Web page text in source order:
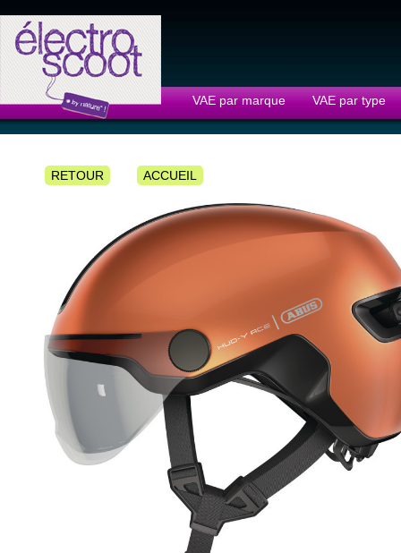
VAE par marque VAE par type
RETOUR ACCUEIL